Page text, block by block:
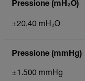
Pressione (mH₂O)
±20,40 mH₂O
Pressione (mmHg)
±1.500 mmHg